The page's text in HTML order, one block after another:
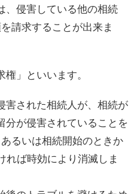
、侵害している他の相続
請求することが出来ま
」といいます。
害された相続人が、相続が
分が侵害されていることを
るいは相続開始のときか
れば時効により消滅しま